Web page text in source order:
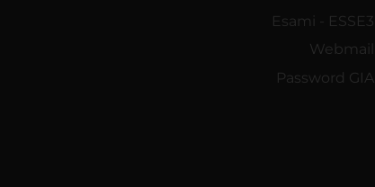
Esami - ESSE3
Webmail
Password GIA